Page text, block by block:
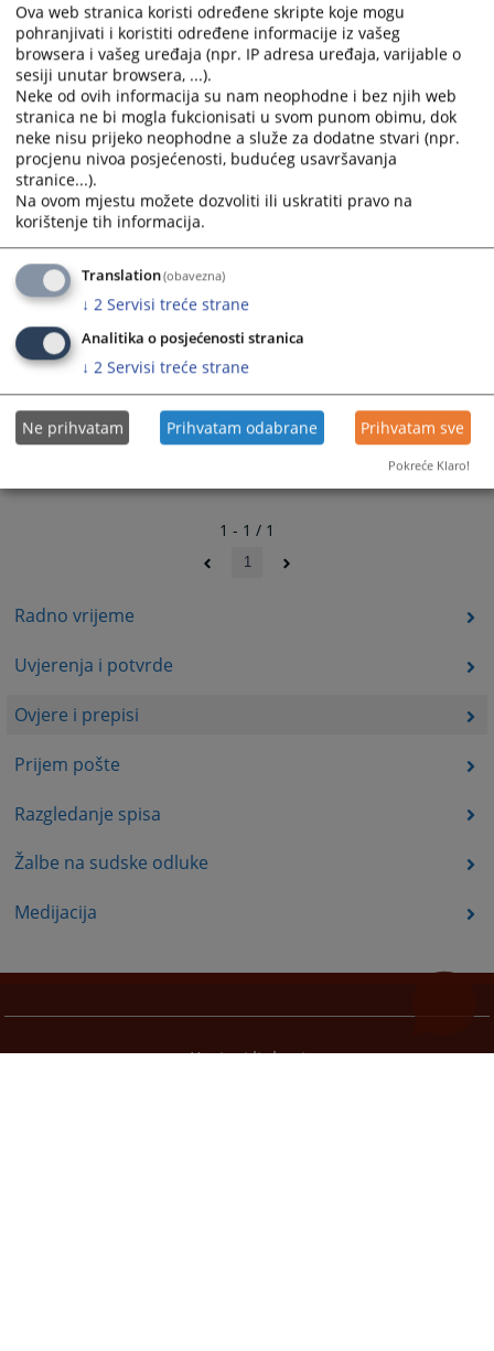
Radno vrijeme
Uvjerenja i potvrde
Ovjere i prepisi
Prijem pošte
Razgledanje spisa
Žalbe na sudske odluke
Medijacija
1 - 1 / 1
1
Korisni linkovi
Ova web stranica koristi određene skripte koje mogu
pohranjivati i koristiti određene informacije iz vašeg
browsera i vašeg uređaja (npr. IP adresa uređaja, varijable o
sesiji unutar browsera, ...).
Neke od ovih informacija su nam neophodne i bez njih web
stranica ne bi mogla fukcionisati u svom punom obimu, dok
neke nisu prijeko neophodne a služe za dodatne stvari (npr.
procjenu nivoa posjećenosti, budućeg usavršavanja
stranice...).
Na ovom mjestu možete dozvoliti ili uskratiti pravo na
korištenje tih informacija.
Translation(obavezna)
↓ 2 Servisi treće strane
Analitika o posjećenosti stranica
↓ 2 Servisi treće strane
Ne prihvatam Prihvatam odabrane Prihvatam sve
Pokreće Klaro!